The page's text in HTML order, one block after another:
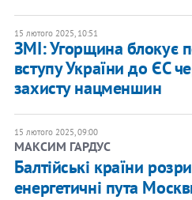
15 лютого 2025, 10:51
ЗМІ: Угорщина блокує
вступу України до ЄС
захисту нацменшин
15 лютого 2025, 09:00
МАКСИМ ГАРДУС
Балтійські країни
енергетичні пута